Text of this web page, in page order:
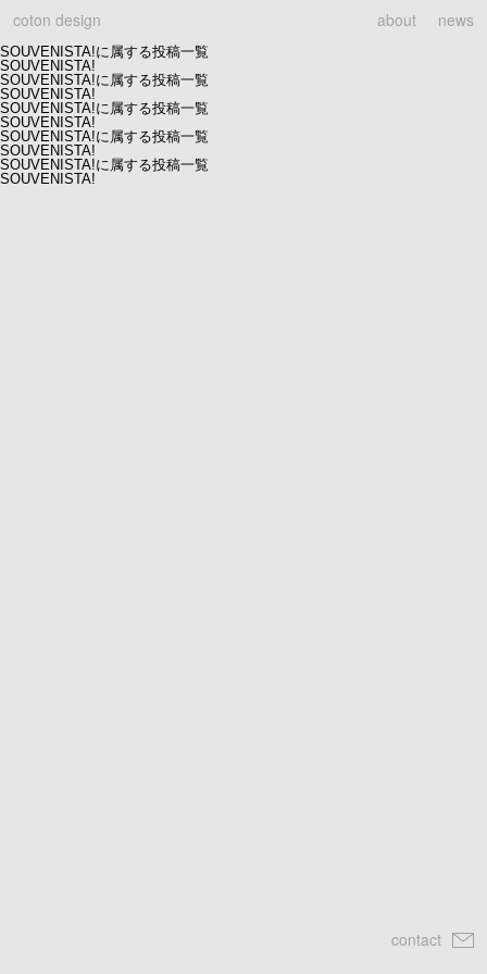
coton design news
about
SOUVENISTA!に属する投稿一覧
SOUVENISTA!
SOUVENISTA!に属する投稿一覧
SOUVENISTA!
SOUVENISTA!に属する投稿一覧
SOUVENISTA!
SOUVENISTA!に属する投稿一覧
SOUVENISTA!
SOUVENISTA!に属する投稿一覧
SOUVENISTA!
contact